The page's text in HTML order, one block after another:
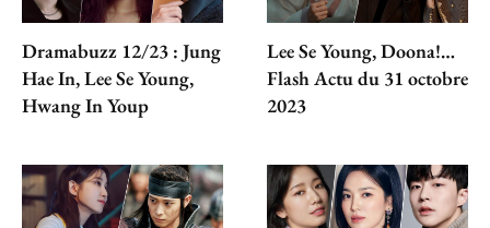
Dramabuzz 12/23 : Jung
Hae In, Lee Se Young,
Hwang In Youp
Lee Se Young, Doona!…
Flash Actu du 31 octobre
2023